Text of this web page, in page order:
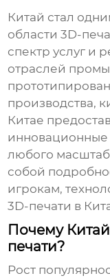
Китай стал
области 3D-
спектр услуг и
отраслей
производства,
Китае
инновационные
любого
собой
игрокам,
3D-печати в
Почему
печати?
Рост